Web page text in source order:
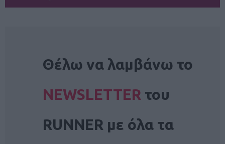
Θέλω να λαμβάνω το
NEWSLETTER του
RUNNER με όλα τα